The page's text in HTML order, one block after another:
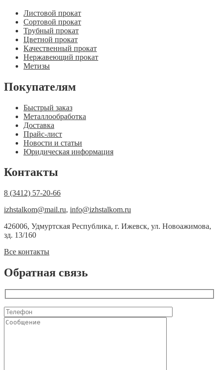
Листовой прокат
Сортовой прокат
Трубный прокат
Цветной прокат
Качественный прокат
Нержавеющий прокат
Метизы
Покупателям
Быстрый заказ
Металлообработка
Доставка
Прайс-лист
Новости и статьи
Юридическая информация
Контакты
8 (3412) 57-20-66
izhstalkom@mail.ru, info@izhstalkom.ru
426006, Удмуртская Республика, г. Ижевск, ул. Новоажимова,
зд. 13/160
Все контакты
Обратная связь